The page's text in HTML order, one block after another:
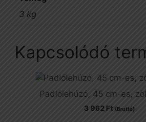
3 kg
Kapcsolódó
Padlólehúzó, 45 cm-es,
3 962 Ft (Bruttó)